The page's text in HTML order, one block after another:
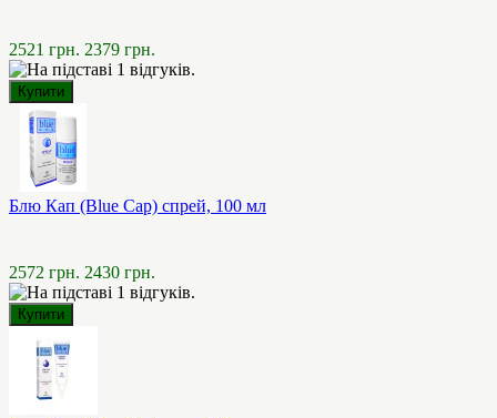
2521 грн. 2379 грн.
Блю Кап (Blue Cap) спрей, 100 мл
2572 грн. 2430 грн.